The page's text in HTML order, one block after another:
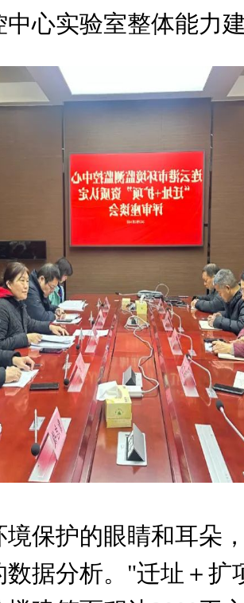
心实验室整体能力
保护的眼睛和耳朵
据分析。"迁址＋